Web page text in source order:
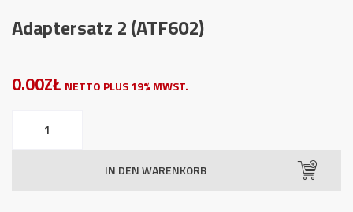
Adaptersatz 2 (ATF602)
0.00ZŁ NETTO PLUS 19% MWST.
IN DEN WARENKORB